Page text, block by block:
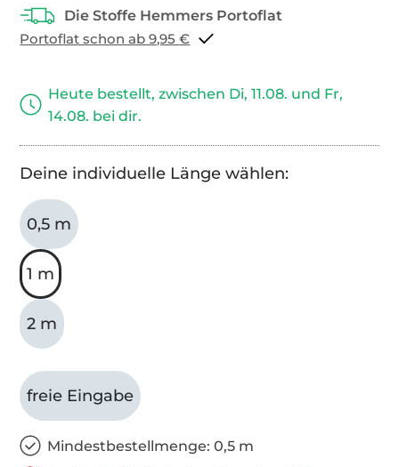
Portoflat schon ab 9,95 €
Heute bestellt, zwischen Di, 11.08. und Fr,
14.08. bei dir.
Deine individuelle Länge wählen:
0,5 m
1 m
2 m
freie Eingabe
Mindestbestellmenge: 0,5 m